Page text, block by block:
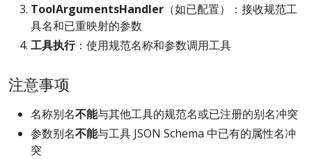
ToolArgumentsHandler （如已配置）：接收规范工
具名和已重映射的参数
工具执行：使用规范名称和参数调用工具
注意事项
名称别名不能与其他工具的规范名或已注册的别名冲突
参数别名不能与工具 JSON Schema 中已有的属性名冲
突